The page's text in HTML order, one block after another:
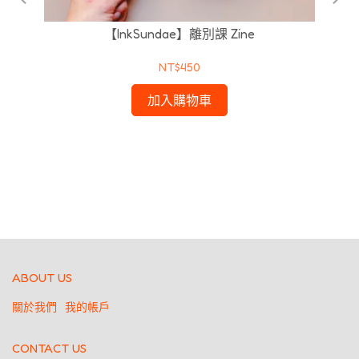
【InkSundae】離別課 Zine
NT$450
加入購物車
ABOUT US
關於我們 我的帳戶
CONTACT US